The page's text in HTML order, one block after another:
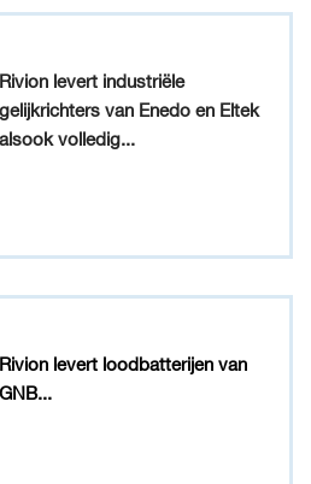
Rivion levert industriële
gelijkrichters van Enedo en Eltek
alsook volledig...
Rivion levert loodbatterijen van
GNB...